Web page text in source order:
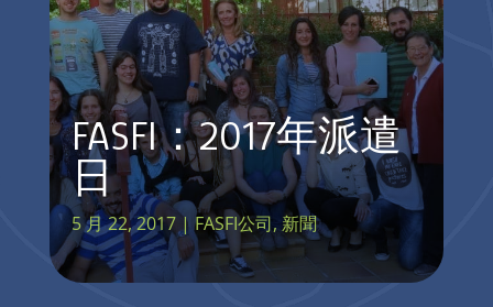
FASFI：2017年派遣
日
5 月 22, 2017| FASFI公司,新聞